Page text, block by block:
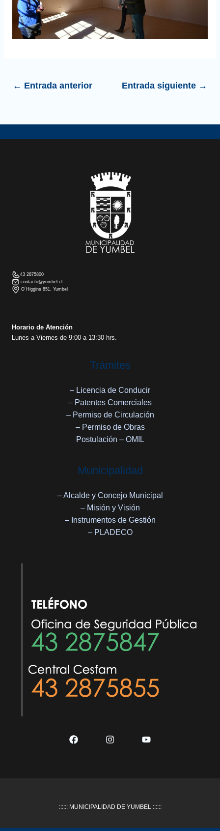
← Entrada anterior Entrada siguiente →
43 2875800
contacto@yumbel.cl
O´Higgins 851, Yumbel
Horario de Atención
Lunes a Viernes de 9:00 a 13:30 hrs.
Trámites
– Licencia de Conducir
– Patentes Comerciales
– Permiso de Circulación
– Permiso de Obras
Postulación – OMIL
Municipalidad
– Alcalde y Concejo Municipal
– Misión y Visión
– Instrumentos de Gestión
– PLADECO
:::::: MUNICIPALIDAD DE YUMBEL ::::::